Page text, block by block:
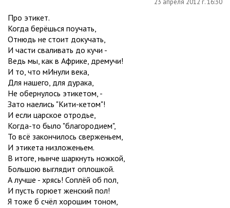
Про этикет.
Когда берёшься поучать,
Отнюдь не стоит докучать,
И части сваливать до кучи -
Ведь мы, как в Африке, дремучи!
И то, что мИнули века,
Для нашего, для дурака,
Не обернулось этикетом, -
Зато наелись "Кити-кетом"!
И если царское отродье,
Когда-то было "благородием",
То всё закончилось сверженьем,
И этикета низложеньем.
В итоге, нынче шаркнуть ножкой,
Большою выглядит оплошкой.
А лучше - хрясь! Соплёй об пол,
И пусть горюет женский пол!
Я тоже б счёл хорошим тоном,